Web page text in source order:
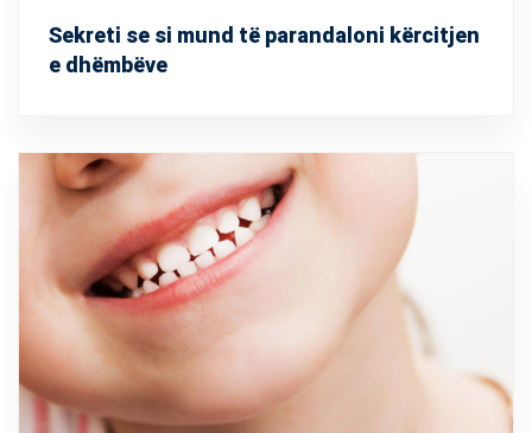
Sekreti se si mund të parandaloni kërcitjen
e dhëmbëve